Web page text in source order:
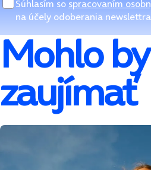
Súhlasím so spracovaním
na účely odoberania newslettra
Mohlo
zaujímať